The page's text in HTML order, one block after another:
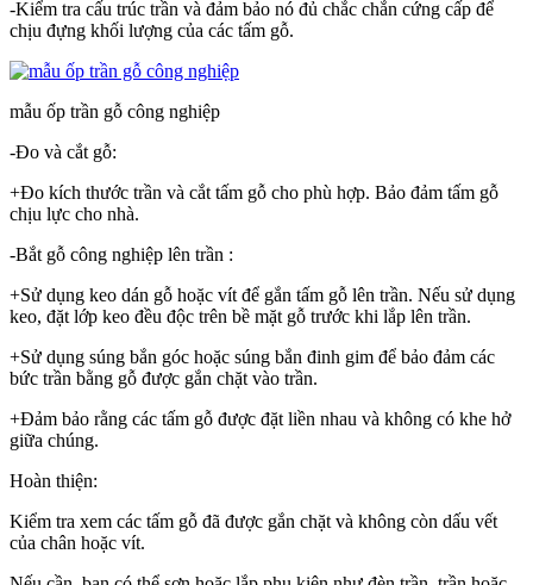
-Kiểm tra cấu trúc trần và đảm bảo nó đủ chắc chắn cứng cấp để
chịu đựng khối lượng của các tấm gỗ.
mẫu ốp trần gỗ công nghiệp
-Đo và cắt gỗ:
+Đo kích thước trần và cắt tấm gỗ cho phù hợp. Bảo đảm tấm gỗ
chịu lực cho nhà.
-Bắt gỗ công nghiệp lên trần :
+Sử dụng keo dán gỗ hoặc vít để gắn tấm gỗ lên trần. Nếu sử dụng
keo, đặt lớp keo đều độc trên bề mặt gỗ trước khi lắp lên trần.
+Sử dụng súng bắn góc hoặc súng bắn đinh gim để bảo đảm các
bức trần bằng gỗ được gắn chặt vào trần.
+Đảm bảo rằng các tấm gỗ được đặt liền nhau và không có khe hở
giữa chúng.
Hoàn thiện:
Kiểm tra xem các tấm gỗ đã được gắn chặt và không còn dấu vết
của chân hoặc vít.